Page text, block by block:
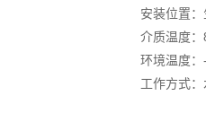
安装位置
介质温度
环境温度
工作方式